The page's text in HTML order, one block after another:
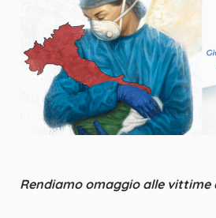
Rendiamo omaggioalle vittime